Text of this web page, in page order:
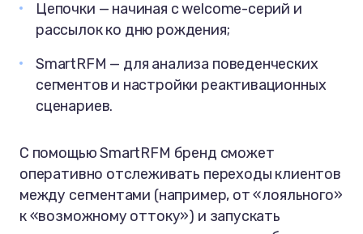
Цепочки — начиная с welcome-серий и
рассылок ко дню рождения;
SmartRFM — для анализа поведенческих
сегментов и настройки реактивационных
сценариев.
С помощью SmartRFM бренд сможет
оперативно отслеживать переходы клиентов
между сегментами (например, от «лояльного»
к «возможному оттоку») и запускать